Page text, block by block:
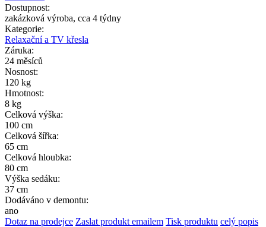
Dostupnost:
zakázková výroba, cca 4 týdny
Kategorie:
Relaxační a TV křesla
Záruka:
24 měsíců
Nosnost:
120 kg
Hmotnost:
8 kg
Celková výška:
100 cm
Celková šířka:
65 cm
Celková hloubka:
80 cm
Výška sedáku:
37 cm
Dodáváno v demontu:
ano
Dotaz na prodejce Zaslat produkt emailem Tisk produktu celý popis